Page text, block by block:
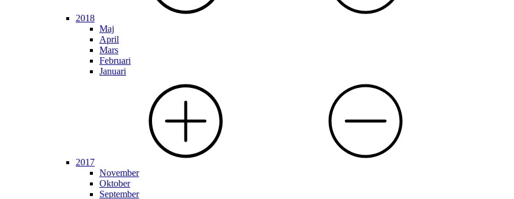
2018
Maj
April
Mars
Februari
Januari
2017
November
Oktober
September